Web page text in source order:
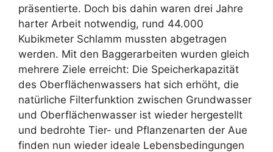
präsentierte. Doch bis dahin waren drei Jahre
harter Arbeit notwendig, rund 44.000
Kubikmeter Schlamm mussten abgetragen
werden. Mit den Baggerarbeiten wurden gleich
mehrere Ziele erreicht: Die Speicherkapazität
des Oberflächenwassers hat sich erhöht, die
natürliche Filterfunktion zwischen Grundwasser
und Oberflächenwasser ist wieder hergestellt
und bedrohte Tier- und Pflanzenarten der Aue
finden nun wieder ideale Lebensbedingungen